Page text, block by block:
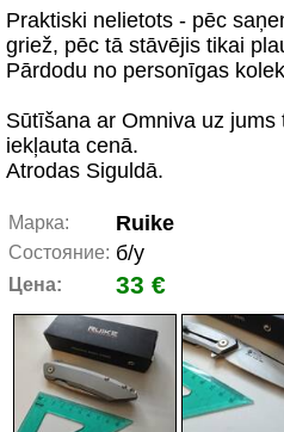
Praktiski nelietots - pēc
griež, pēc tā stāvējis tikai
Pārdodu no personīgas
Sūtīšana ar Omniva uz jums
iekļauta cenā.
Atrodas Siguldā.
Марка: Ruike
Состояние: б/у
Цена: 33 €